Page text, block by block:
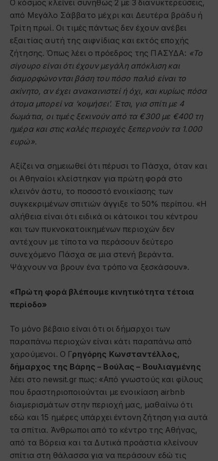
Ο κόσμος κλείνει συνήθως 2 με 3 διανυκτερεύσεις,
από Μεγάλο Σάββατο μέχρι και Δευτέρα βράδυ ή
Τρίτη πρωί. Οι τιμές πάντως δεν έχουν ανέβει
εξαιτίας αυτή της αιφνίδιας και εκτός εποχής
ζήτησης. Όπως λέει ο πρόεδρος της ΠΑΣΥΔΑ: «Το
σίγουρο είναι ότι έχουν μεγάλη απόκλιση και
διαμορφώνονται βάση του πόσο παλιό είναι το
ακίνητο, αν έχει ανακαινιστεί ή όχι, και κυρίως πόσα
άτομα μπορεί να ‘κοιμήσει’. Έτσι, για σπίτι με 4
δωμάτια, οι τιμές ξεκινούν από τα €300 με €400 τη
ημέρα και στις καλές περιοχές ξεπερνούν τα 1.000
ευρώ».
Αξίζει να σημειωθεί ότι πέρυσι το Πάσχα, όταν και
οι Αθηναίοι κλείστηκαν για πρώτη φορά στο
κλεινόν άστυ, το ποσοστό ενοικίασης των
συγκεκριμένων σπιτιών άγγιξε το 50% περίπου. «Η
αλήθεια είναι ότι ειδικά οι κάτοικοι του κέντρου
και των πυκνοκατοικημένων περιοχών δεν
αντέχουν με τίποτα να περάσουν δεύτερο
συνεχόμενο Πάσχα σε μια στενή βεράντα.
Ψάχνουν να βρουν ένα τρόπο να ξεσκάσουν».
«Πρώτη φορά βλέπουμε κινητικότητα τέτοια
περίοδο»
Το μόνο βέβαιο είναι ότι οι δήμαρχοι των
παραπάνω περιοχών είναι κάτι παραπάνω από
χαρούμενοι. O Γρηγόρης Κωνσταντέλλος,
δήμαρχος της Βάρης – Βούλας – Βουλιαγμένης
λέει στο newsit.gr πως: «Από γνωστούς και φίλους
που δραστηριοποιούνται με ενοικίαση airbnb
διαμερισμάτων στην περιοχή μας, μαθαίνω ότι
εδώ και 15 ημέρες υπάρχει έντονη ζήτηση για αυτά
τα σπίτια. Άνθρωποι από το κέντρο της Αθήνας,
από τα Βόρεια και τα Δυτικά προάστια κλείνουν
σπίτια στη θάλασσα για να περάσουν εδώ τις